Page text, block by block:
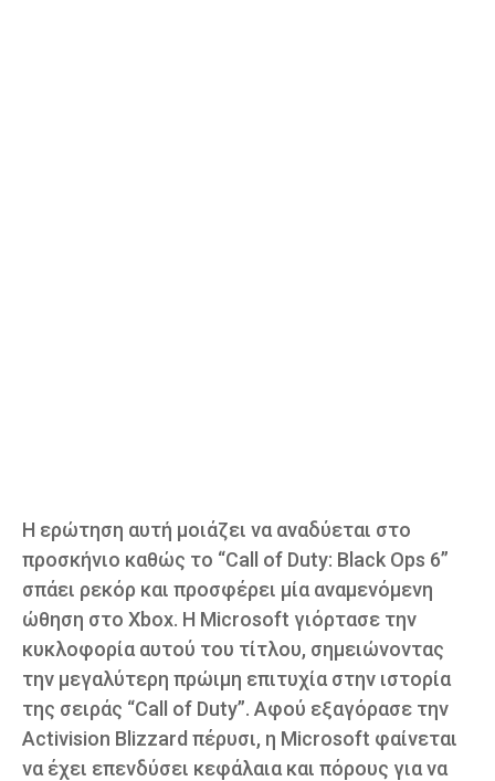
Η ερώτηση αυτή μοιάζει να αναδύεται στο
προσκήνιο καθώς το “Call of Duty: Black Ops 6”
σπάει ρεκόρ και προσφέρει μία αναμενόμενη
ώθηση στο Xbox. Η Microsoft γιόρτασε την
κυκλοφορία αυτού του τίτλου, σημειώνοντας
την μεγαλύτερη πρώιμη επιτυχία στην ιστορία
της σειράς “Call of Duty”. Αφού εξαγόρασε την
Activision Blizzard πέρυσι, η Microsoft φαίνεται
να έχει επενδύσει κεφάλαια και πόρους για να